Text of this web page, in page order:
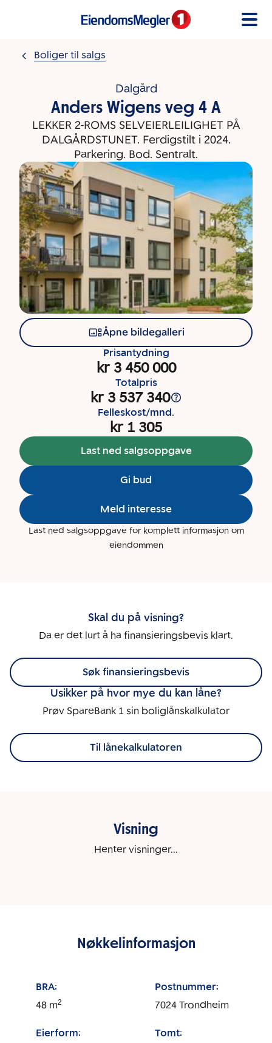
Boliger til salgs
Dalgård
Anders Wigens veg 4 A
LEKKER 2-ROMS SELVEIERLEILIGHET PÅ
DALGÅRDSTUNET. Ferdigstilt i 2024.
Parkering. Bod. Sentralt.
Åpne bildegalleri
Prisantydning
kr 3 450 000
Totalpris
kr 3 537 340
Felleskost/mnd.
kr 1 305
Last ned salgsoppgave
Gi bud
Meld interesse
Last ned salgsoppgave for komplett informasjon om
eiendommen
Skal du på visning?
Da er det lurt å ha finansieringsbevis klart.
Søk finansieringsbevis
Usikker på hvor mye du kan låne?
Prøv SpareBank 1 sin boliglånskalkulator
Til lånekalkulatoren
Visning
Henter visninger...
Nøkkelinformasjon
BRA:
48 m2
Postnummer:
7024 Trondheim
Eierform:
Tomt: